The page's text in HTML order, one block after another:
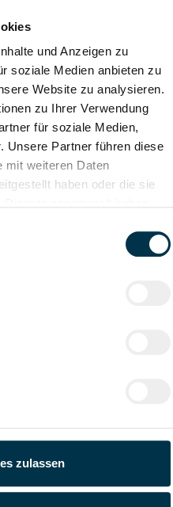
und Anzeigen zu
soziale Medien anbieten zu
Website zu analysieren.
zu Ihrer Verwendung
für soziale Medien,
Unsere Partner führen diese
mit weiteren Daten
haben oder die sie
zulassen
Sondermaschinen zur
und
zur
Unbefristetes